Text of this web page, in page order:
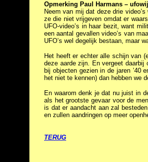
Opmerking Paul Harmans –
Neem van mij dat deze drie
ze die niet vrijgeven omdat er
UFO-video’s in haar bezit, want
een aantal gevallen video’s van
UFO’s wel degelijk bestaan, maar
Het heeft er echter alle schijn van
deze aarde zijn. En vergeet daarbij
bij objecten gezien in de jaren ’40
het niet te kennen) dan hebben we
En waarom denk je dat nu juist in
als het grootste gevaar voor de
is dat er aandacht aan zal
en zullen aandringen op meer
TERUG